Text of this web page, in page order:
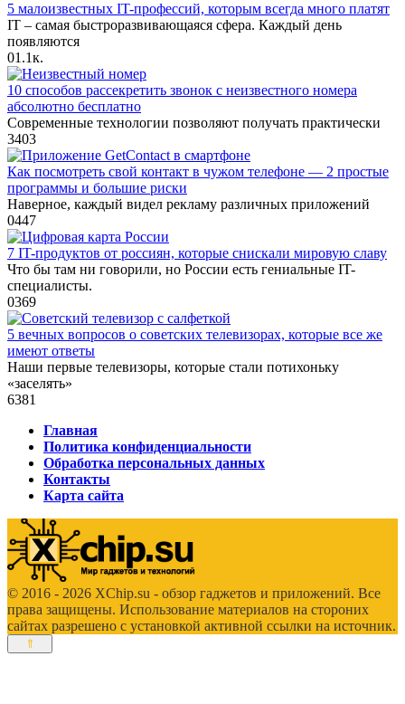
5 малоизвестных IT-профессий, которым всегда много платят
IT – самая быстроразвивающаяся сфера. Каждый день
появляются
01.1к.
10 способов рассекретить звонок с неизвестного номера
абсолютно бесплатно
Современные технологии позволяют получать практически
3403
Как посмотреть свой контакт в чужом телефоне — 2 простые
программы и большие риски
Наверное, каждый видел рекламу различных приложений
0447
7 IT-продуктов от россиян, которые снискали мировую славу
Что бы там ни говорили, но России есть гениальные IT-
специалисты.
0369
5 вечных вопросов о советских телевизорах, которые все же
имеют ответы
Наши первые телевизоры, которые стали потихоньку
«заселять»
6381
Главная
Политика конфиденциальности
Обработка персональных данных
Контакты
Карта сайта
© 2016 - 2026 XChip.su - обзор гаджетов и приложений. Все
права защищены. Использование материалов на стороних
сайтах разрешено с установкой активной ссылки на источник.